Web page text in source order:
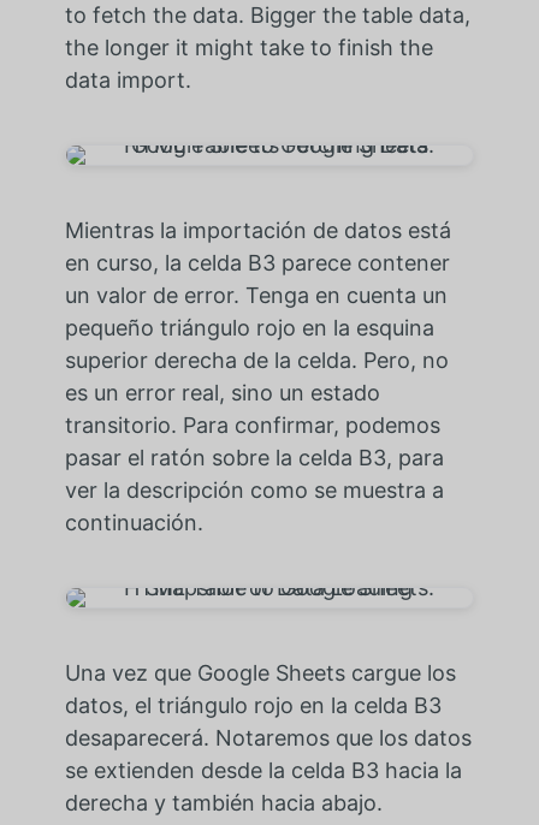
to fetch the data. Bigger the table data,
the longer it might take to finish the
data import.
Mientras la importación de datos está
en curso, la celda B3 parece contener
un valor de error. Tenga en cuenta un
pequeño triángulo rojo en la esquina
superior derecha de la celda. Pero, no
es un error real, sino un estado
transitorio. Para confirmar, podemos
pasar el ratón sobre la celda B3, para
ver la descripción como se muestra a
continuación.
Una vez que Google Sheets cargue los
datos, el triángulo rojo en la celda B3
desaparecerá. Notaremos que los datos
se extienden desde la celda B3 hacia la
derecha y también hacia abajo.